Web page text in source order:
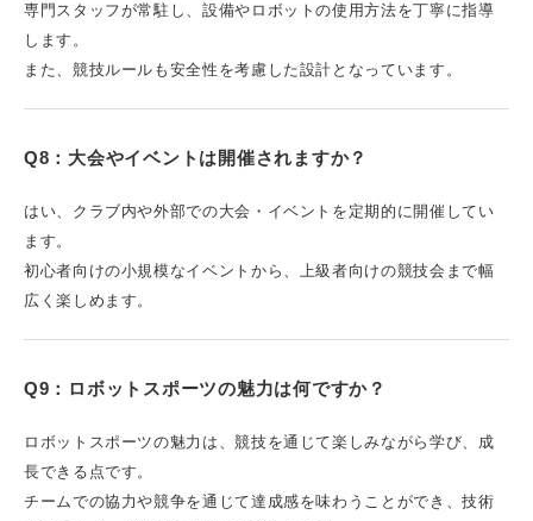
専門スタッフが常駐し、設備やロボットの使用方法を丁寧に指導
します。
また、競技ルールも安全性を考慮した設計となっています。
Q8：大会やイベントは開催されますか？
はい、クラブ内や外部での大会・イベントを定期的に開催してい
ます。
初心者向けの小規模なイベントから、上級者向けの競技会まで幅
広く楽しめます。
Q9：ロボットスポーツの魅力は何ですか？
ロボットスポーツの魅力は、競技を通じて楽しみながら学び、成
長できる点です。
チームでの協力や競争を通じて達成感を味わうことができ、技術